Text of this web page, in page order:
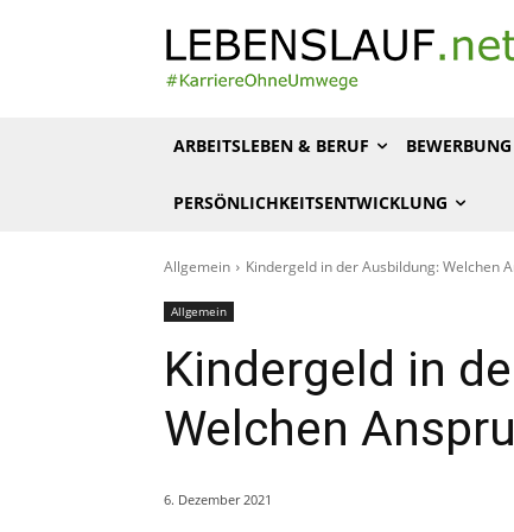
ARBEITSLEBEN & BERUF
PERSÖNLICHKEITSENTWICKLUNG
Allgemein Kindergeld in der Ausbildung: Welchen
Allgemein
Kindergeld in
Welchen
6. Dezember 2021